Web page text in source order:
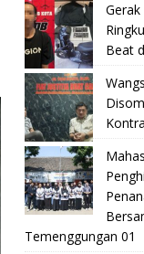
Beat
Temenggungan 01